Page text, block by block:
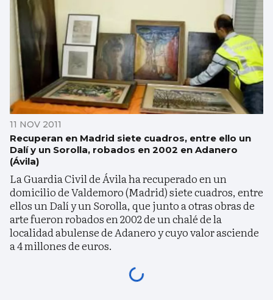
11 NOV 2011
Recuperan en Madrid siete cuadros, entre ello un
Dalí y un Sorolla, robados en 2002 en Adanero
(Ávila)
La Guardia Civil de Ávila ha recuperado en un
domicilio de Valdemoro (Madrid) siete cuadros, entre
ellos un Dalí y un Sorolla, que junto a otras obras de
arte fueron robados en 2002 de un chalé de la
localidad abulense de Adanero y cuyo valor asciende
a 4 millones de euros.